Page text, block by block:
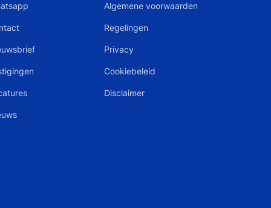
Algemene voorwaarden
Regelingen
Privacy
Cookiebeleid
Disclaimer